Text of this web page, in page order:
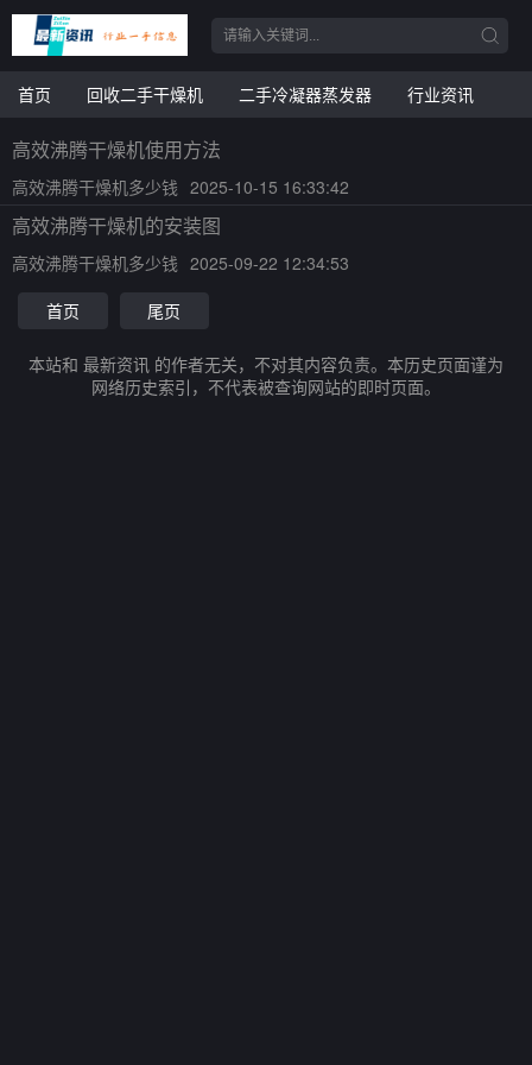
首页 回收二手干燥机 二手冷凝器蒸发器 行业资讯
高效沸腾干燥机使用方法
高效沸腾干燥机多少钱 2025-10-15 16:33:42
高效沸腾干燥机的安装图
高效沸腾干燥机多少钱 2025-09-22 12:34:53
首页
尾页
本站和 最新资讯 的作者无关，不对其内容负责。本历史页面谨为
网络历史索引，不代表被查询网站的即时页面。